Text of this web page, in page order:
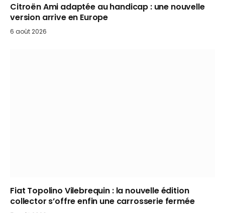
Citroën Ami adaptée au handicap : une nouvelle
version arrive en Europe
6 août 2026
Fiat Topolino Vilebrequin : la nouvelle édition
collector s’offre enfin une carrosserie fermée